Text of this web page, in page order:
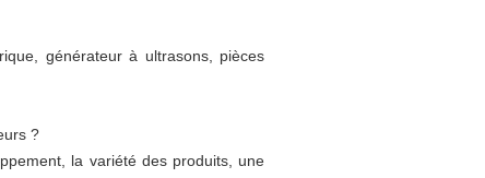
générateur à ultrasons, pièces
?
la variété des produits, une